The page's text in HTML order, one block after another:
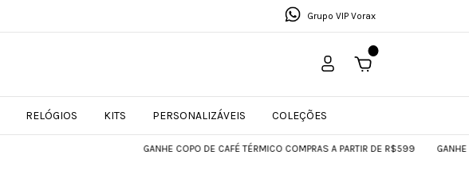
Grupo VIP Vorax
RELÓGIOS KITS PERSONALIZÁVEIS COLEÇÕES
GANHE COPO DE CAFÉ TÉRMICO COMPRAS A PARTIR DE R$599 GANHE COPO DE CAFÉ